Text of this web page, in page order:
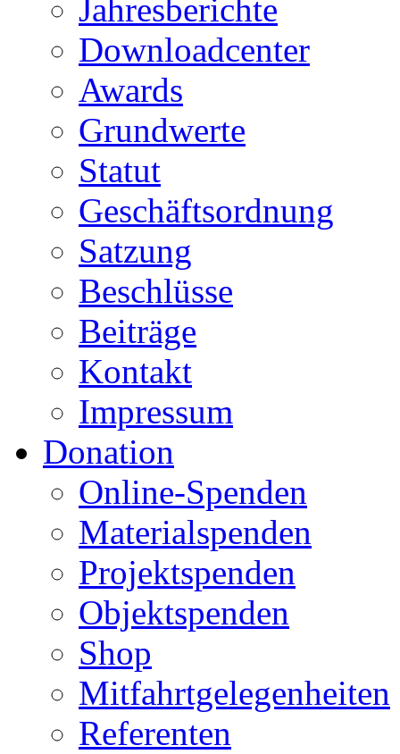
Jahresberichte
Downloadcenter
Awards
Grundwerte
Statut
Geschäftsordnung
Satzung
Beschlüsse
Beiträge
Kontakt
Impressum
Donation
Online-Spenden
Materialspenden
Projektspenden
Objektspenden
Shop
Mitfahrtgelegenheiten
Referenten